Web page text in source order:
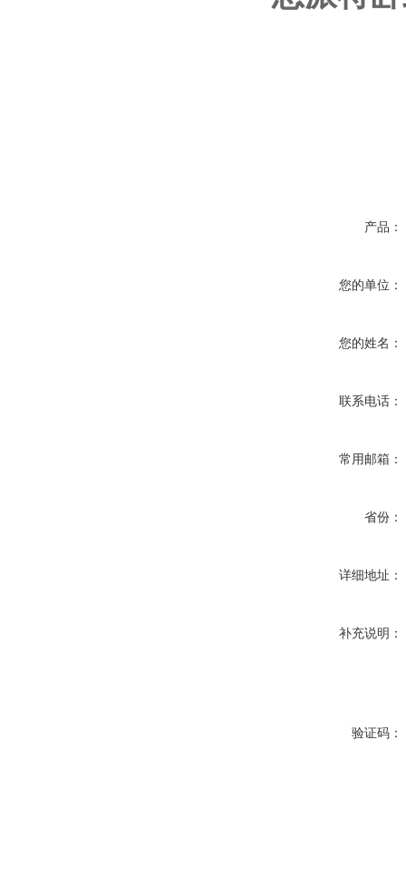
产品：
您的单位：
您的姓名：
联系电话：
常用邮箱：
省份：
详细地址：
补充说明：
验证码：